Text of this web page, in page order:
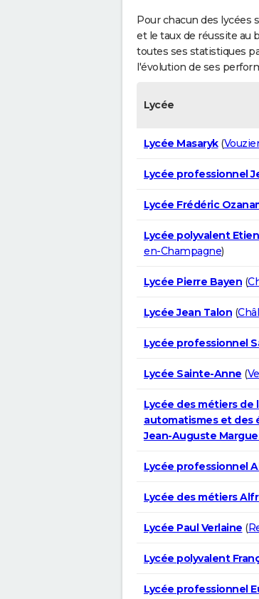
Pour chacun des lycées
et le taux de réussite au
toutes ses statistiques
l'évolution de ses
Lycée
Lycée Masaryk(
Lycée professionnel
Lycée Frédéric
Lycée polyvalent
en-Champagne)
Lycée Pierre Bayen (
Lycée Jean Talon (
Lycée professionnel
Lycée Sainte-Anne (
Lycée des métiers de
automatismes et des
Jean-Auguste
Lycée professionnel
Lycée des métiers
Lycée Paul Verlaine (
Lycée polyvalent
Lycée professionnel